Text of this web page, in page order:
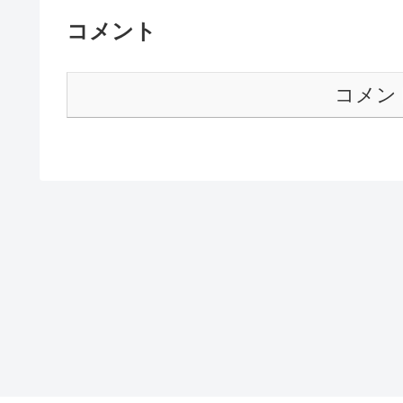
コメント
コメン